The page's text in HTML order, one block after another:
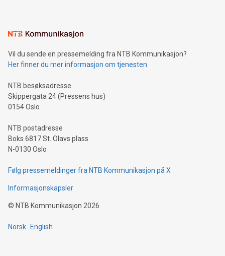
Vil du sende en pressemelding fra NTB Kommunikasjon?
Her finner du mer informasjon om tjenesten
NTB besøksadresse
Skippergata 24 (Pressens hus)
0154 Oslo
NTB postadresse
Boks 6817 St. Olavs plass
N-0130 Oslo
Følg pressemeldinger fra NTB Kommunikasjon på X
Informasjonskapsler
© NTB Kommunikasjon 2026
Norsk English